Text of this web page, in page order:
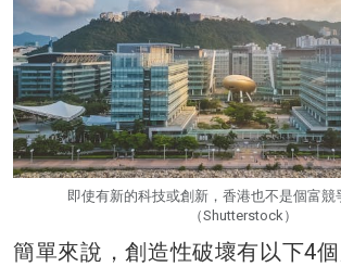
即使有新的科技或創新，香港也不是個富競
（Shutterstock）
簡單來說，創造性破壞有以下4